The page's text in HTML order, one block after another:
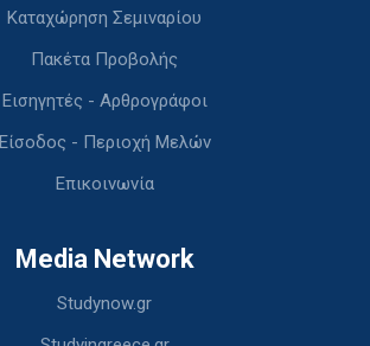
Καταχώρηση Σεμιναρίου
Πακέτα Προβολής
Εισηγητές - Αρθρογράφοι
Είσοδος - Περιοχή Μελών
Επικοινωνία
Media Network
Studynow.gr